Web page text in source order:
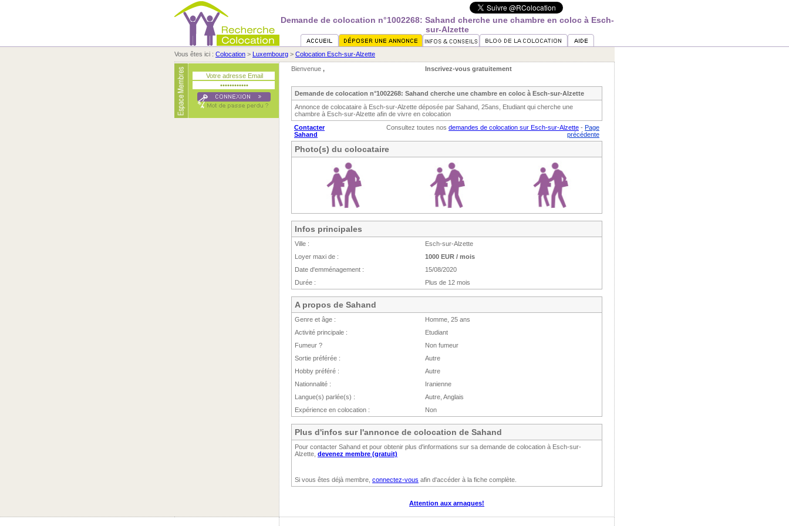
Demande de colocation n°1002268: Sahand cherche une chambre en coloc à Esch-
sur-Alzette
Vous êtes ici : Colocation > Luxembourg > Colocation Esch-sur-Alzette
Bienvenue , Inscrivez-vous gratuitement
Demande de colocation n°1002268: Sahand cherche une chambre en coloc à Esch-sur-Alzette
Annonce de colocataire à Esch-sur-Alzette déposée par Sahand, 25ans, Etudiant qui cherche une
chambre à Esch-sur-Alzette afin de vivre en colocation
Contacter
Sahand
Consultez toutes nos demandes de colocation sur Esch-sur-Alzette - Page
précédente
Photo(s) du colocataire
Infos principales
Ville :
Esch-sur-Alzette
Loyer maxi de :
1000 EUR / mois
Date d'emménagement :
15/08/2020
Durée :
Plus de 12 mois
A propos de Sahand
Genre et âge :
Homme, 25 ans
Activité principale :
Etudiant
Fumeur ?
Non fumeur
Sortie préférée :
Autre
Hobby préféré :
Autre
Nationnalité :
Iranienne
Langue(s) parlée(s) :
Autre, Anglais
Expérience en colocation :
Non
Plus d'infos sur l'annonce de colocation de Sahand
Pour contacter Sahand et pour obtenir plus d'informations sur sa demande de colocation à Esch-sur-
Alzette, devenez membre (gratuit)
Si vous êtes déjà membre, connectez-vous afin d'accéder à la fiche complète.
Attention aux arnaques!